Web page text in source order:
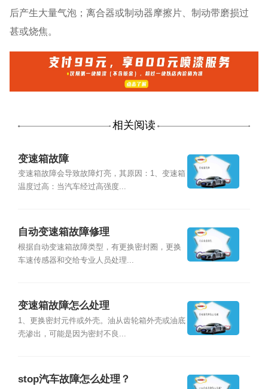
后产生大量气泡；离合器或制动器摩擦片、制动带磨损过
甚或烧焦。
相关阅读
变速箱故障
变速箱故障会导致故障灯亮，其原因：1、变速箱
温度过高：当汽车经过高强度...
自动变速箱故障修理
根据自动变速箱故障类型，有更换密封圈，更换
车速传感器和交给专业人员处理...
变速箱故障怎么处理
1、更换密封元件或外壳。油从齿轮箱外壳或油底
壳渗出，可能是因为密封不良...
stop汽车故障怎么处理？